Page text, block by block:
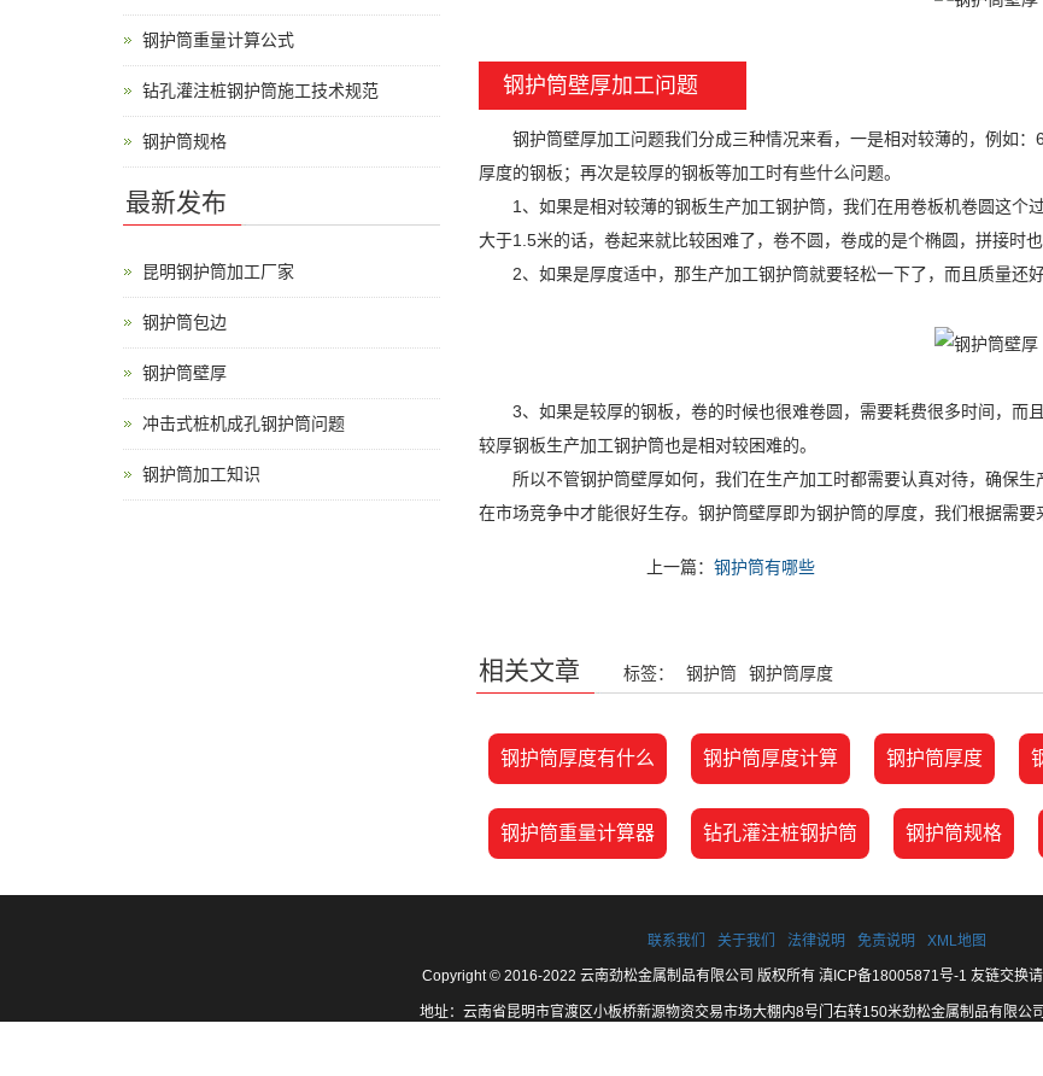
钢护筒壁厚加工问题
钢护筒壁厚加工问题我们分成三种情况来看，一是相对较薄的，例如：
厚度的钢板；再次是较厚的钢板等加工时有些什么问题。
1、如果是相对较薄的钢板生产加工钢护筒，我们在用卷板机卷圆这个
大于1.5米的话，卷起来就比较困难了，卷不圆，卷成的是个椭圆，拼接时也
2、如果是厚度适中，那生产加工钢护筒就要轻松一下了，而且质量还好
3、如果是较厚的钢板，卷的时候也很难卷圆，需要耗费很多时间，而
较厚钢板生产加工钢护筒也是相对较困难的。
所以不管钢护筒壁厚如何，我们在生产加工时都需要认真对待，确保生
在市场竞争中才能很好生存。钢护筒壁厚即为钢护筒的厚度，我们根据需要
上一篇：钢护筒有哪些
相关文章 标签： 钢护筒 钢护筒厚度
钢护筒厚度有什么 钢护筒厚度计算 钢护筒厚度
钢护筒重量计算器 钻孔灌注桩钢护筒 钢护筒规格
钢护筒重量计算公式
钻孔灌注桩钢护筒施工技术规范
钢护筒规格
最新发布
昆明钢护筒加工厂家
钢护筒包边
钢护筒壁厚
冲击式桩机成孔钢护筒问题
钢护筒加工知识
联系我们 关于我们 法律说明 免责说明 XML地图
Copyright © 2016-2022 云南劲松金属制品有限公司 版权所有 滇ICP备18005871号-1 友链交换
地址：云南省昆明市官渡区小板桥新源物资交易市场大棚内8号门右转150米劲松金属制品有限